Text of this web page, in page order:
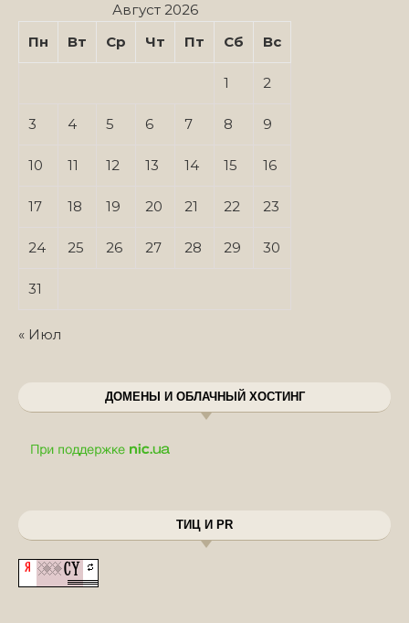
Август 2026
Пн
Вт Ср Чт Пт Сб Вс
1 2
3 4 5 6 7 8 9
10 11 12 13 14 15 16
17 18 19 20 21 22 23
24 25 26 27 28 29 30
31
« Июл
ДОМЕНЫ И ОБЛАЧНЫЙ ХОСТИНГ
ТИЦ И PR